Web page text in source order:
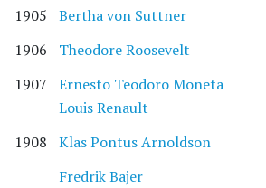
1905
Bertha von Suttner
1906
Theodore Roosevelt
1907
Ernesto Teodoro Moneta
Louis Renault
1908
Klas Pontus Arnoldson
Fredrik Bajer